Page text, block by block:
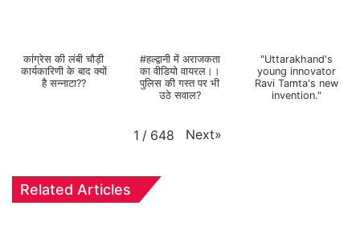
कांग्रेस की लंबी चौड़ी
कार्यकारिणी के बाद क्यों
है सन्नाटा??
#हल्द्वानी में अराजकता
का वीडियो वायरल।।
पुलिस की गस्त पर भी
उठे सवाल?
"Uttarakhand's
young innovator
Ravi Tamta's new
invention."
1 / 648 Next»
Related Articles